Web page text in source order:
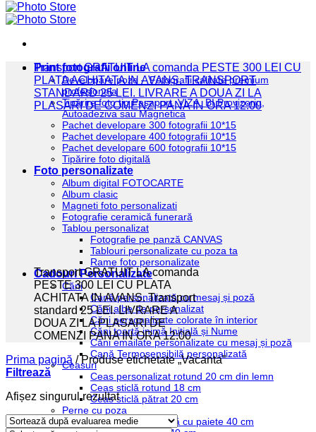
Print fotografii online
Developare poze – Fotografii calitate premium
profesionala
Tipărire foto tip Pașaport, VIZA, BI Provizoriu,
Autoadeziva sau Magnetica
Pachet developare 300 fotografii 10*15
Pachet developare 400 fotografii 10*15
Pachet developare 600 fotografii 10*15
Tipărire foto digitală
Foto personalizate
Album digital FOTOCARTE
Album clasic
Magneti foto personalizati
Fotografie ceramică funerară
Tablou personalizat
Fotografie pe panză CANVAS
Tablouri personalizate cu poza ta
Rame foto personalizate
Cadouri Personalizate
Căni
Cană personalizată cu mesaj și poză
Căni albe de personalizat
Căni personalizate colorate în interior
Căni toartă inimă Inițială și Nume
Căni emailate personalizate cu mesaj și poză
Cană Termosensibilă personalizată
Ceasuri
Ceas personalizat rotund 20 cm din lemn
Ceas sticlă rotund 18 cm
Ceas sticlă pătrat 20 cm
Perne cu poza
Pernă personalizată cu paiete 40 cm
Transport GRATUIT LA comanda PESTE 300 LEI CU
PLATA ACHITATA IN AVANS. TRANSPORT
STANDARD 25 LEI. LIVRARE A DOUA ZI LA
PLASARI DE COMENZI PANA IN ORA 12:00
Transport GRATUIT LA comanda
PESTE 300 LEI CU PLATA
ACHITATA IN AVANS. Transport
standard 25 LEI. LIVRARE A
DOUA ZI LA PLASARI DE
COMENZI PANA IN ORA 12:00
Prima pagină /Produse etichetate „Vacanta”
Filtrează
Afișez singurul rezultat